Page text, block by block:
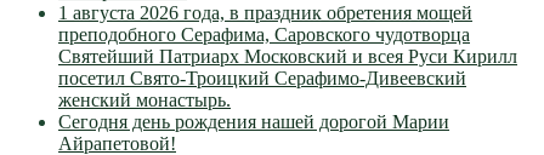
1 августа 2026 года, в праздник обретения мощей
преподобного Серафима, Саровского чудотворца
Святейший Патриарх Московский и всея Руси Кирилл
посетил Свято-Троицкий Серафимо-Дивеевский
женский монастырь.
Сегодня день рождения нашей дорогой Марии
Айрапетовой!